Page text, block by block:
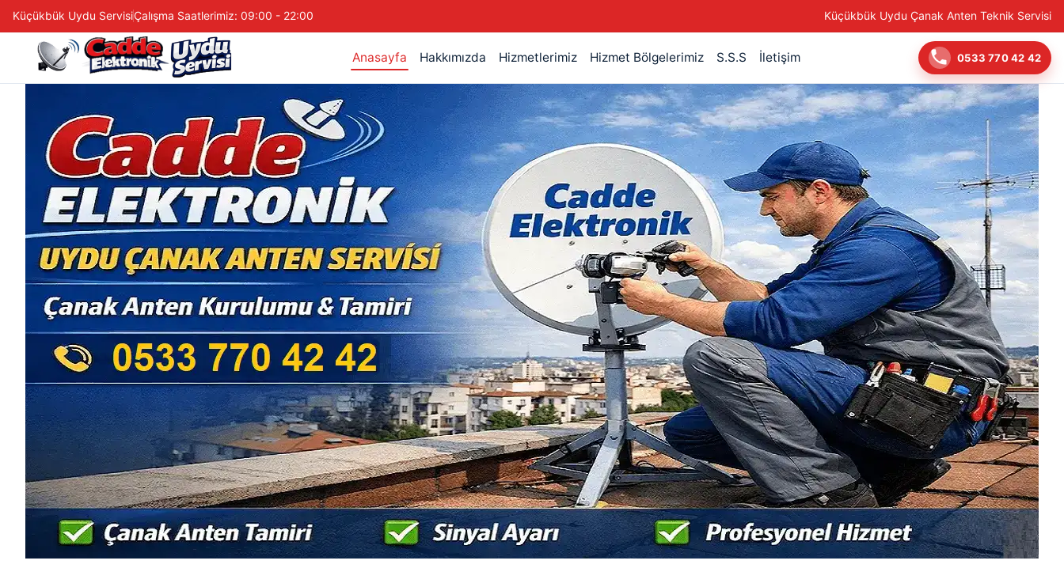
Küçükbük Uydu ServisiÇalışma Saatlerimiz: 09:00 - 22:00 Küçükbük Uydu Çanak Anten Teknik Servisi
Anasayfa Hakkımızda Hizmetlerimiz Hizmet Bölgelerimiz S.S.S İletişim 0533 770 42 42